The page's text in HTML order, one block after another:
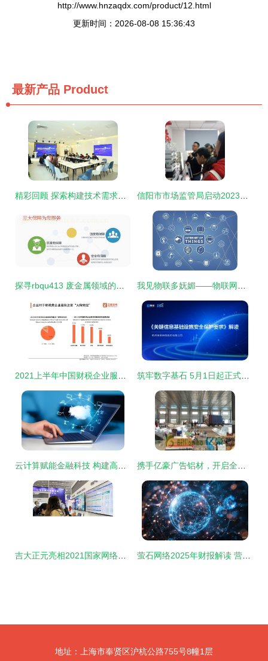
http://www.hnzaqdx.com/product/12.html
更新时间：2026-08-08 15:36:43
最新产品 Product
地址：上海市奉贤区沪杭公路755号8幢1层